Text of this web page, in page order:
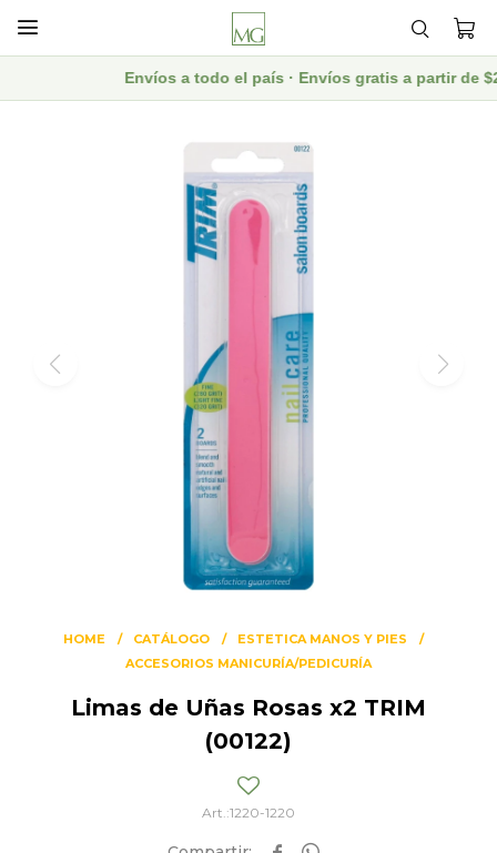

Envíos a todo el país · Envíos gratis a partir de
HOME CATÁLOGO
ESTETICA MANOS Y PIES
ACCESORIOS MANICURÍA/PEDICURÍA
Limas de Uñas Rosas x2 TRIM
(00122)
1220-1220